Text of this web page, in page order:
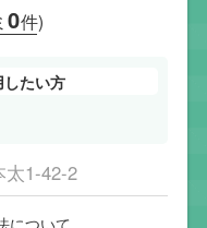
0件)
したい方
1-42-2